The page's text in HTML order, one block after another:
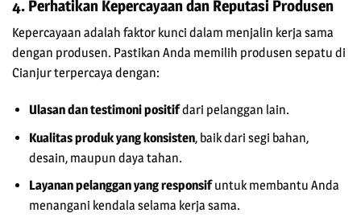
4. Perhatikan Kepercayaan dan Reputasi Produsen
Kepercayaan adalah faktor kunci dalam menjalin kerja sama
dengan produsen. Pastikan Anda memilih produsen sepatu di
Cianjurterpercaya dengan:
Ulasan dan testimoni positifdari pelanggan lain.
Kualitas produk yang konsisten, baik dari segi bahan,
desain, maupun daya tahan.
Layanan pelanggan yang responsifuntuk membantu Anda
menangani kendala selama kerja sama.